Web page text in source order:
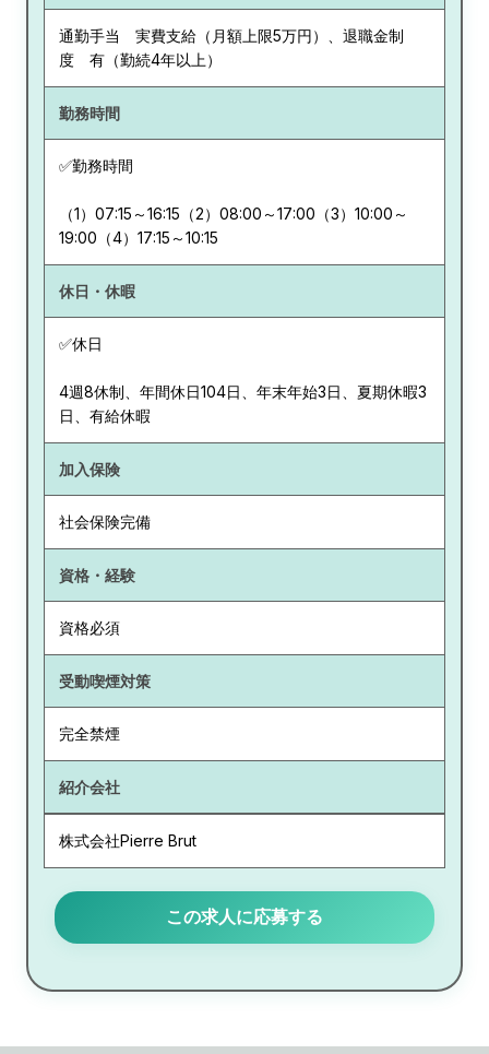
通勤手当 実費支給（月額上限5万円）、退職金制
度 有（勤続4年以上）
勤務時間
✅勤務時間
（1）07:15～16:15（2）08:00～17:00（3）10:00～
19:00（4）17:15～10:15
休日・休暇
✅休日
4週8休制、年間休日104日、年末年始3日、夏期休暇3
日、有給休暇
加入保険
社会保険完備
資格・経験
資格必須
受動喫煙対策
完全禁煙
紹介会社
株式会社Pierre Brut
この求人に応募する